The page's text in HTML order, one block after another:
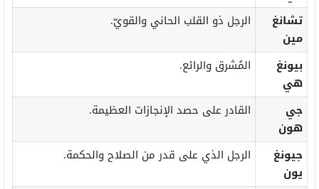
تشانغ
مين
الرجل ذو القلب الحاني والقويّ.
بيونغ
هي
المُشرق والرائع.
جي
هون
القادر على حصد الإنجازات العظيمة.
جيونغ
يون
الرجل الذي على قدر من الصلاح والحكمة.